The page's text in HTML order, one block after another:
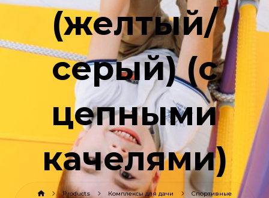
(желтый/
серый) (с
цепными
качелями)
Products Комплексы для дачи
Спортивные